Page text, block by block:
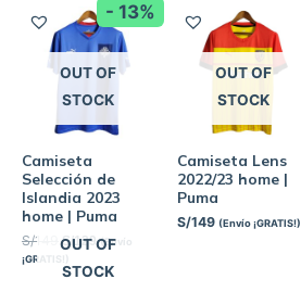
- 13%
OUT OF
STOCK
Camiseta
Selección de
Islandia 2023
home | Puma
S/149 S/129 (Envío
¡GRATIS!)
OUT OF
STOCK
Camiseta Lens
2022/23 home |
Puma
S/149 (Envío ¡GRATIS!)
OUT OF
STOCK